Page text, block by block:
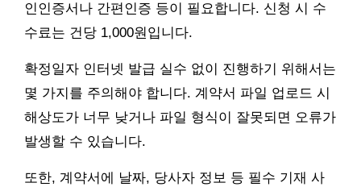
인인증서나 간편인증 등이 필요합니다. 신청 시 수
수료는 건당 1,000원입니다.
확정일자 인터넷 발급 실수 없이 진행하기 위해서는
몇 가지를 주의해야 합니다. 계약서 파일 업로드 시
해상도가 너무 낮거나 파일 형식이 잘못되면 오류가
발생할 수 있습니다.
또한, 계약서에 날짜, 당사자 정보 등 필수 기재 사